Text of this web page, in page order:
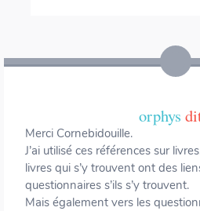
orphys
Merci Cornebidouille.
J’ai utilisé ces références sur
livres qui s’y trouvent ont des
questionnaires s’ils s’y trouvent.
Mais également vers les